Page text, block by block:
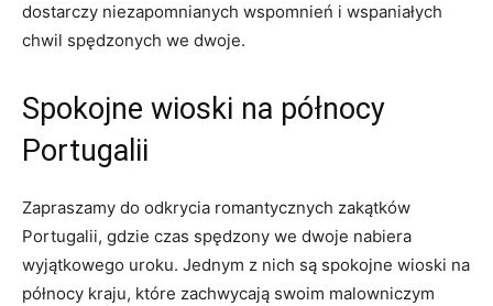
dostarczy niezapomnianych wspomnień i wspaniałych
chwil spędzonych we dwoje.
Spokojne wioski na północy
Portugalii
Zapraszamy do odkrycia romantycznych zakątków
Portugalii, gdzie czas spędzony we dwoje nabiera
wyjątkowego uroku. Jednym z nich są spokojne wioski na
północy kraju, które zachwycają swoim malowniczym